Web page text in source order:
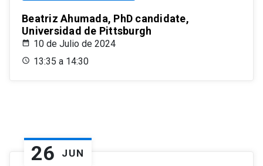
Beatriz Ahumada, PhD candidate,
Universidad de Pittsburgh
10 de Julio de 2024
13:35 a 14:30
26 JUN